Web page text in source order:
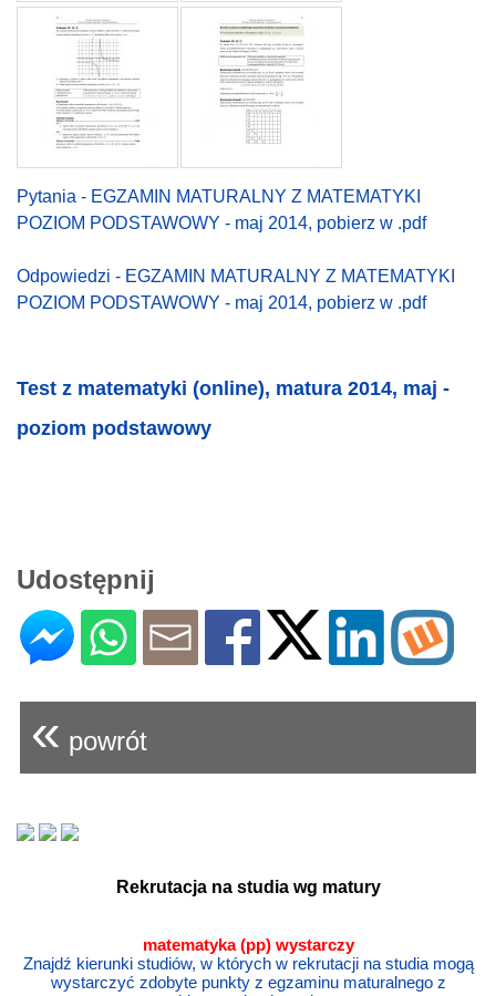
Pytania - EGZAMIN MATURALNY Z MATEMATYKI
POZIOM PODSTAWOWY - maj 2014, pobierz w .pdf
Odpowiedzi - EGZAMIN MATURALNY Z MATEMATYKI
POZIOM PODSTAWOWY - maj 2014, pobierz w .pdf
Test z matematyki (online), matura 2014, maj -
poziom podstawowy
Udostępnij
« powrót
Rekrutacja na studia wg matury
matematyka (pp) wystarczy
Znajdź kierunki studiów, w których w rekrutacji na studia mogą
wystarczyć zdobyte punkty z egzaminu maturalnego z